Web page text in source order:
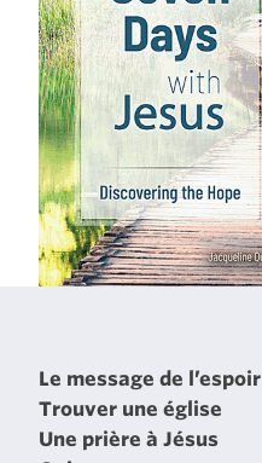
Le message de l’espoir
Trouver une église
Une prière à Jésus